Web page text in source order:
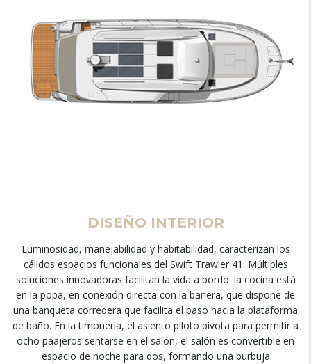
DISEÑO INTERIOR
Luminosidad, manejabilidad y habitabilidad, caracterizan los
cálidos espacios funcionales del Swift Trawler 41. Múltiples
soluciones innovadoras facilitan la vida a bordo: la cocina está
en la popa, en conexión directa con la bañera, que dispone de
una banqueta corredera que facilita el paso hacia la plataforma
de baño. En la timonería, el asiento piloto pivota para permitir a
ocho paajeros sentarse en el salón, el salón es convertible en
espacio de noche para dos, formando una burbuja